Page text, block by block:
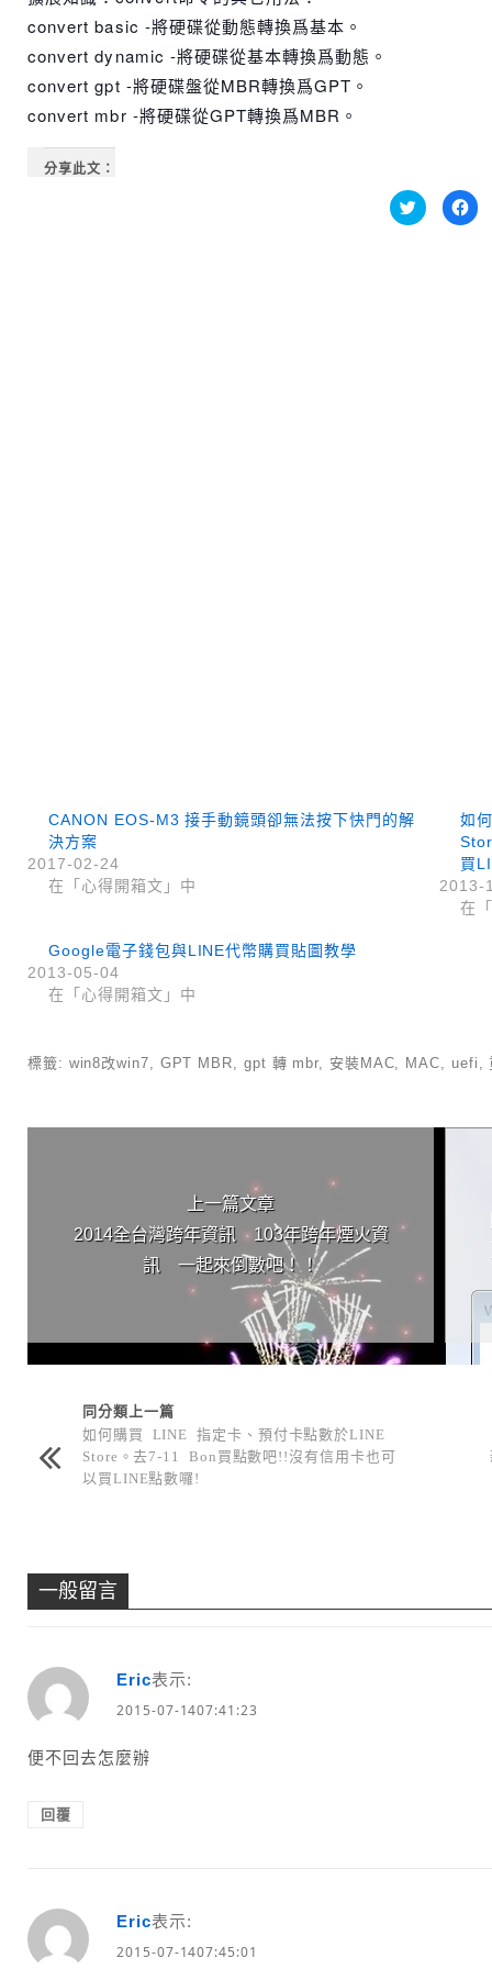
convert basic -將硬碟從動態轉換爲基本。
convert dynamic -將硬碟從基本轉換爲動態。
convert gpt -將硬碟盤從MBR轉換爲GPT。
convert mbr -將硬碟從GPT轉換爲MBR。
分享此文：
分
享
按
一
CANON EOS-M3 接手動鏡頭卻無法按下快門的解
決方案
2017-02-24
在「心得開箱文」中
如
買
2013-
在
Google電子錢包與LINE代幣購買貼圖教學
2013-05-04
在「心得開箱文」中
標籤: win8改win7, GPT MBR, gpt 轉 mbr, 安裝MAC, MAC, uefi ,
上一篇文章
2014全台灣跨年資訊 103年跨年煙火資
訊 一起來倒數吧！！
同分類上一篇
如何購買 LINE 指定卡、預付卡點數於LINE
Store。去7-11 Bon買點數吧!!沒有信用卡也可
以買LINE點數囉!
一般留言
Eric表示:
2015-07-1407:41:23
便不回去怎麼辦
回覆
Eric表示:
2015-07-1407:45:01